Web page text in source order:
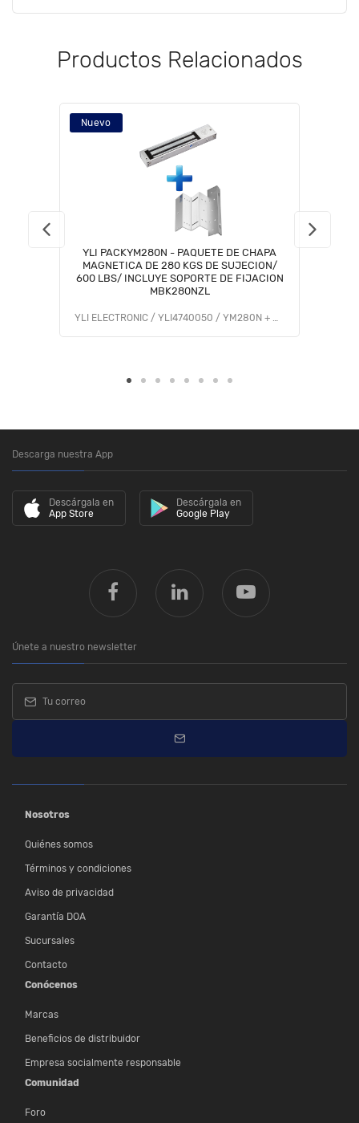
Productos Relacionados
Nuevo
YLI PACKYM280N - PAQUETE DE CHAPA
MAGNETICA DE 280 KGS DE SUJECION/
600 LBS/ INCLUYE SOPORTE DE FIJACION
MBK280NZL
YLI ELECTRONIC / YLI4740050 / YM280N + MBK280NZL
Descarga nuestra App
Descárgala en
App Store
Descárgala en
Google Play
Únete a nuestro newsletter
Nosotros
Quiénes somos
Términos y condiciones
Aviso de privacidad
Garantía DOA
Sucursales
Contacto
Conócenos
Marcas
Beneficios de distribuidor
Empresa socialmente responsable
Comunidad
Foro